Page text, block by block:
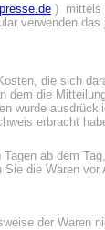
) mittels
verwenden
die sich
die
wurde
erbracht
ab dem
die Waren
der Waren